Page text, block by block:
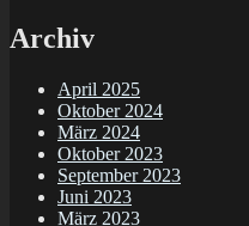
Archiv
April 2025
Oktober 2024
März 2024
Oktober 2023
September 2023
Juni 2023
März 2023